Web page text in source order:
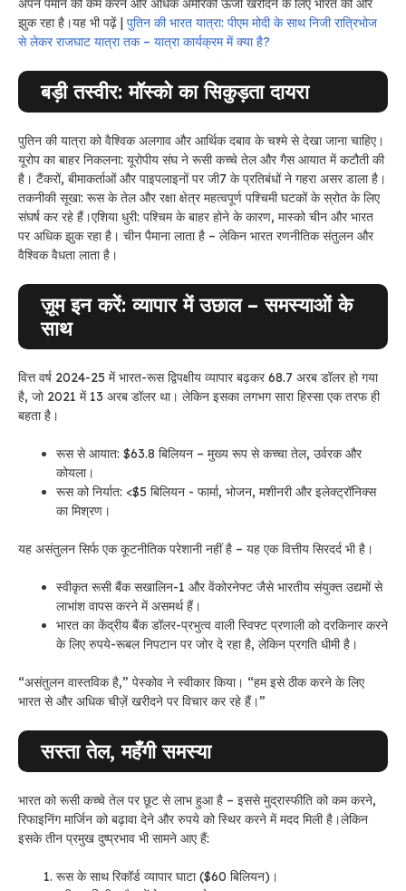
अपने पैमाने को कम करने और अधिक अमेरिकी ऊर्जा खरीदने के लिए भारत की ओर
झुक रहा है।यह भी पढ़ें | पुतिन की भारत यात्रा: पीएम मोदी के साथ निजी रात्रिभोज
से लेकर राजघाट यात्रा तक – यात्रा कार्यक्रम में क्या है?
बड़ी तस्वीर: मॉस्को का सिकुड़ता दायरा
पुतिन की यात्रा को वैश्विक अलगाव और आर्थिक दबाव के चश्मे से देखा जाना चाहिए।
यूरोप का बाहर निकलना: यूरोपीय संघ ने रूसी कच्चे तेल और गैस आयात में कटौती की
है। टैंकरों, बीमाकर्ताओं और पाइपलाइनों पर जी7 के प्रतिबंधों ने गहरा असर डाला है।
तकनीकी सूखा: रूस के तेल और रक्षा क्षेत्र महत्वपूर्ण पश्चिमी घटकों के स्रोत के लिए
संघर्ष कर रहे हैं।एशिया धुरी: पश्चिम के बाहर होने के कारण, मास्को चीन और भारत
पर अधिक झुक रहा है। चीन पैमाना लाता है – लेकिन भारत रणनीतिक संतुलन और
वैश्विक वैधता लाता है।
ज़ूम इन करें: व्यापार में उछाल – समस्याओं के
साथ
वित्त वर्ष 2024-25 में भारत-रूस द्विपक्षीय व्यापार बढ़कर 68.7 अरब डॉलर हो गया
है, जो 2021 में 13 अरब डॉलर था। लेकिन इसका लगभग सारा हिस्सा एक तरफ ही
बहता है।
रूस से आयात: $63.8 बिलियन – मुख्य रूप से कच्चा तेल, उर्वरक और
कोयला।
रूस को निर्यात: <$5 बिलियन - फार्मा, भोजन, मशीनरी और इलेक्ट्रॉनिक्स
का मिश्रण।
यह असंतुलन सिर्फ एक कूटनीतिक परेशानी नहीं है – यह एक वित्तीय सिरदर्द भी है।
स्वीकृत रूसी बैंक सखालिन-1 और वेंकोरनेफ्ट जैसे भारतीय संयुक्त उद्यमों से
लाभांश वापस करने में असमर्थ हैं।
भारत का केंद्रीय बैंक डॉलर-प्रभुत्व वाली स्विफ्ट प्रणाली को दरकिनार करने
के लिए रुपये-रूबल निपटान पर जोर दे रहा है, लेकिन प्रगति धीमी है।
“असंतुलन वास्तविक है,” पेस्कोव ने स्वीकार किया। “हम इसे ठीक करने के लिए
भारत से और अधिक चीज़ें खरीदने पर विचार कर रहे हैं।”
सस्ता तेल, महँगी समस्या
भारत को रूसी कच्चे तेल पर छूट से लाभ हुआ है – इससे मुद्रास्फीति को कम करने,
रिफाइनिंग मार्जिन को बढ़ावा देने और रुपये को स्थिर करने में मदद मिली है।लेकिन
इसके तीन प्रमुख दुष्प्रभाव भी सामने आए हैं:
रूस के साथ रिकॉर्ड व्यापार घाटा ($60 बिलियन)।